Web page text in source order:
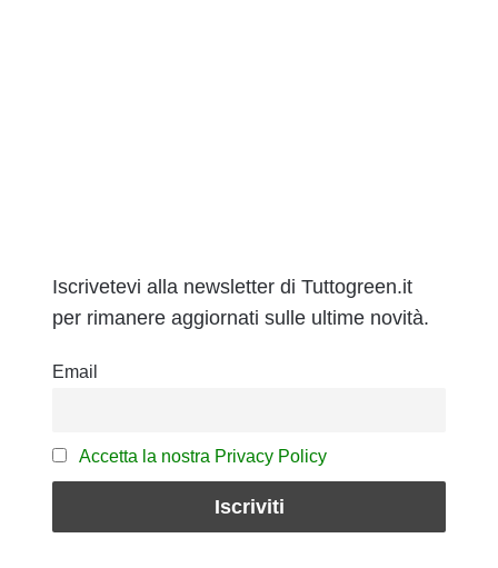
Iscrivetevi alla newsletter di Tuttogreen.it
per rimanere aggiornati sulle ultime novità.
Email
Accetta la nostra Privacy Policy